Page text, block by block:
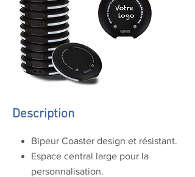
Description
Bipeur Coaster design et résistant.
Espace central large pour la
personnalisation.